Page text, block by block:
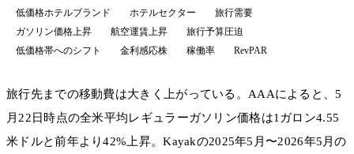
低価格ホテルブランド ホテルセクター
旅行需要
ガソリン価格上昇
航空運賃上昇
旅行予算圧迫
低価格帯へのシフト
金利感応株 稼働率 RevPAR
旅行先までの移動費は大きく上がっている。AAAによると、5
月22日時点の全米平均レギュラーガソリン価格は1ガロン4.55
米ドルと前年より42%上昇。Kayakの2025年5月〜2026年5月の